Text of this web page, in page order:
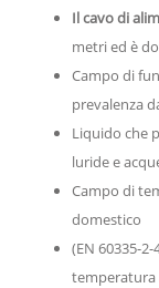
Il cavo di
metri ed è
Campo di
prevalenza
Liquido che
luride e
Campo di
domestico
(EN 60335-
temperatura